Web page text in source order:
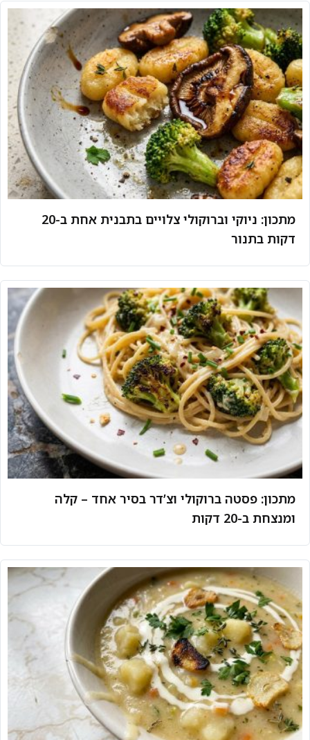
מתכון: ניוקי וברוקולי צלויים בתבנית אחת ב-20
דקות בתנור
מתכון: פסטה ברוקולי וצ’דר בסיר אחד – קלה
ומנצחת ב-20 דקות